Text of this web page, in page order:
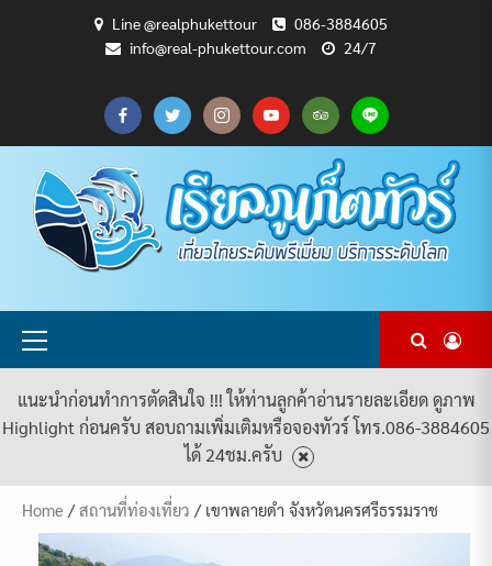
Line @realphukettour
086-3884605
info@real-phukettour.com
24/7
CART
CHECKOUT
MY
ACCOUNT
SAMPLE
PAGE
ทัวร์
ทั้งหมด
บทความ
ท่อง
เที่ยว
ยินดี
ต้อนรับ
สู่
PHUKET
TOUR
เกี่ยว
กับ
เรา
แพ็คเกจ
ทัวร์
ทั้งหมด
Primary
แนะนำก่อนทำการตัดสินใจ !!! ให้ท่านลูกค้าอ่านรายละเอียด ดูภาพ
Highlight ก่อนครับ สอบถามเพิ่มเติมหรือจองทัวร์ โทร.086-3884605
ได้ 24ชม.ครับ
Home /สถานที่ท่องเที่ยว / เขาพลายดำ จังหวัดนครศรีธรรมราช